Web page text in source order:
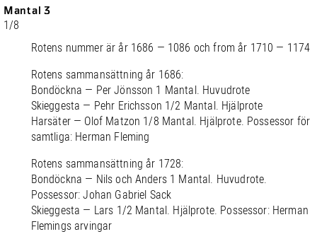
Mantal 3
1/8
Rotens nummer är år 1686 — 1086 och from år 1710 — 1174
Rotens sammansättning år 1686:
Bondöckna — Per Jönsson 1 Mantal. Huvudrote
Skieggesta — Pehr Erichsson 1/2 Mantal. Hjälprote
Harsäter — Olof Matzon 1/8 Mantal. Hjälprote. Possessor för
samtliga: Herman Fleming
Rotens sammansättning år 1728:
Bondöckna — Nils och Anders 1 Mantal. Huvudrote.
Possessor: Johan Gabriel Sack
Skieggesta — Lars 1/2 Mantal. Hjälprote. Possessor: Herman
Flemings arvingar